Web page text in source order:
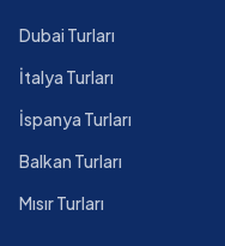
Dubai Turları
İtalya Turları
İspanya Turları
Balkan Turları
Mısır Turları